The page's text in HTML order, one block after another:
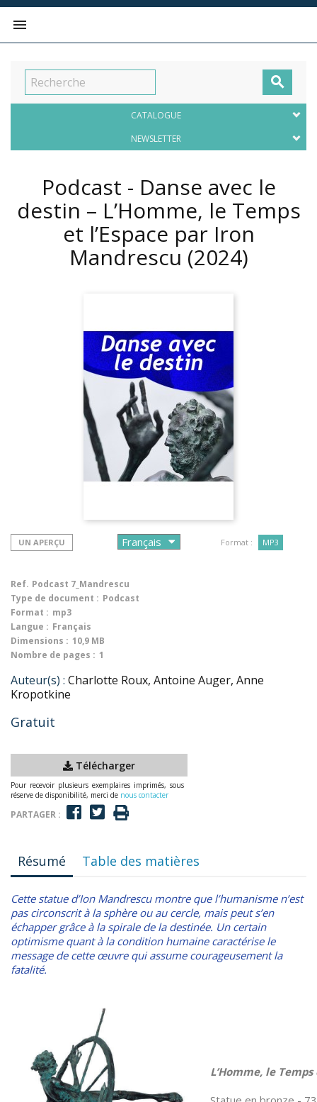


CATALOGUE
NEWSLETTER
Podcast - Danse avec le
destin – L’Homme, le Temps
et l’Espace par Iron
Mandrescu (2024)
UN APERÇU Format : MP3
Ref. Podcast 7_Mandrescu
Type de document : Podcast
Format : mp3
Langue : Français
Dimensions : 10,9 MB
Nombre de pages : 1
Auteur(s) : Charlotte Roux, Antoine Auger, Anne
Kropotkine
Gratuit
Télécharger
Pour recevoir plusieurs exemplaires imprimés, sous
réserve de disponibilité, merci de nous contacter
PARTAGER :
Résumé Table des matières
Cette statue d’Ion Mandrescu montre que l’humanisme n’est
pas circonscrit à la sphère ou au cercle, mais peut s’en
échapper grâce à la spirale de la destinée. Un certain
optimisme quant à la condition humaine caractérise le
message de cette œuvre qui assume courageusement la
fatalité.
L’Homme, le Temps